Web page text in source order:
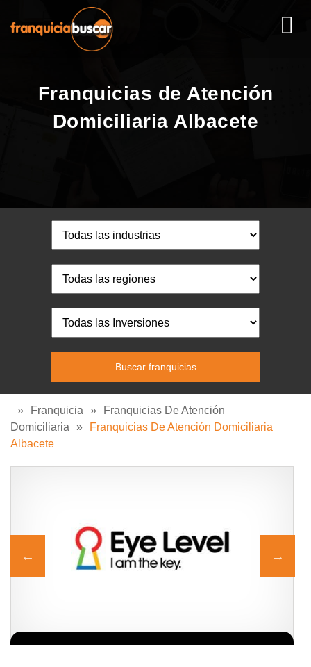
Franquicias de Atención
Domiciliaria Albacete
» Franquicia »
Franquicias De Atención
Domiciliaria
»
Franquicias De Atención Domiciliaria
Albacete